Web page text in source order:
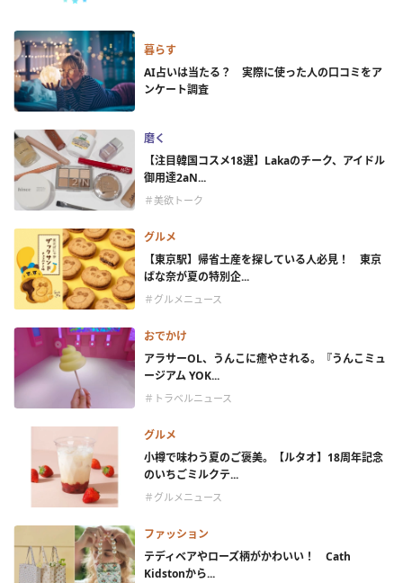
暮らす
AI占いは当たる？ 実際に使った人の口コミをア
ンケート調査
磨く
【注目韓国コスメ18選】Lakaのチーク、アイドル
御用達2aN...
＃美欲トーク
グルメ
【東京駅】帰省土産を探している人必見！ 東京
ばな奈が夏の特別企...
＃グルメニュース
おでかけ
アラサーOL、うんこに癒やされる。『うんこミュ
ージアム YOK...
＃トラベルニュース
グルメ
小樽で味わう夏のご褒美。【ルタオ】18周年記念
のいちごミルクテ...
＃グルメニュース
ファッション
テディベアやローズ柄がかわいい！ Cath
Kidstonから...